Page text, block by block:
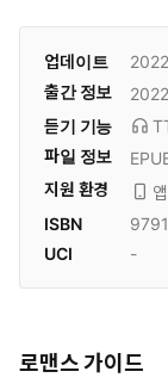
업데이트
출간 정보
듣기 기능
파일 정보
지원 환경
앱
ISBN
UCI
-
로맨스 가이드